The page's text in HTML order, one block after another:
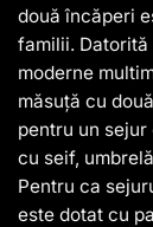
două încăperi
familii.
moderne
măsuță cu
pentru un
cu seif,
Pentru ca
este dotat cu